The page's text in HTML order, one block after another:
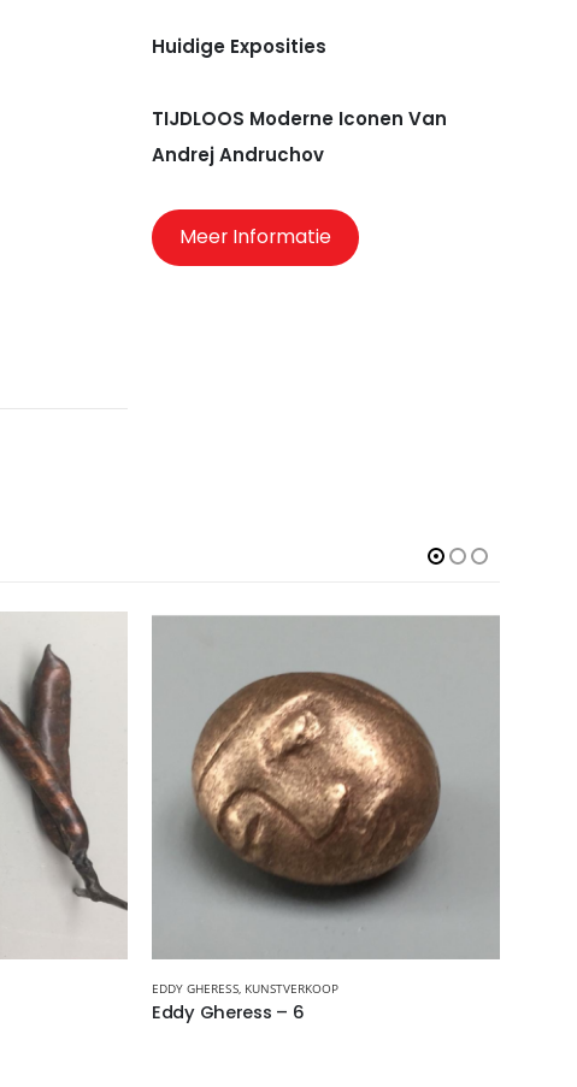
Huidige Exposities
TIJDLOOS Moderne Iconen Van
Andrej Andruchov
Meer Informatie
EDDY GHERESS, KUNSTVERKOOP
Eddy Gheress – 6